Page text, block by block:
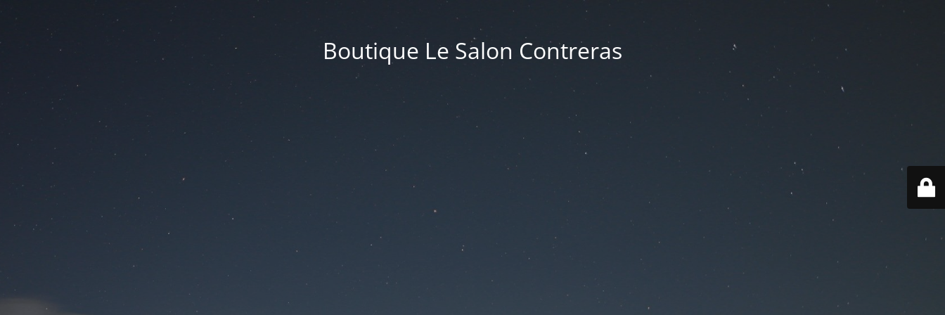
Boutique Le Salon Contreras